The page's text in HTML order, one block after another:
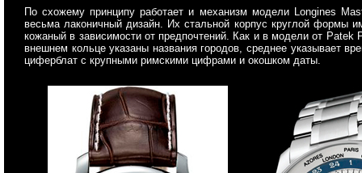
По схожему принципу работает и механизм модели Longines
весьма лаконичный дизайн. Их стальной корпус круглой
кожаный в зависимости от предпочтений. Как и в модели от
внешнем кольце указаны названия городов, среднее указывает
циферблат с крупными римскими цифрами и окошком даты.